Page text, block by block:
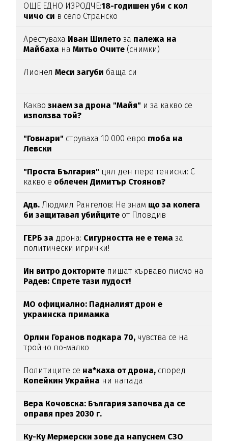
ОЩЕ ЕДНО ИЗРОДЧЕ:18-годишен уби с кол
чичо си в село Странско
Арестуваха Иван Шилетоза палежа на
Майбаха наМитьо Очите (снимки)
Лионел Меси загуби баща си
Каквознаем за дрона "Майя" и за какво се
използва той?
"Говнари" струваха 10 000 евро глоба на
Левски
"Проста България" цял ден пере тениски: С
какво е облечен Димитър Стоянов?
Адв. Людмил Рангелов: Не знам що за колега
би защитавал убийците от Пловдив
ГЕРБ за дрона: Сигурността не е темаза
политически игрички!
Ин витро докторите пишат кърваво писмо на
Радев: Спрете тази лудост!
МО официално: Падналият дрон е
украинска примамка
Орлин Горанов подкара 70, чувства се на
тройно по-малко
Политиците се на*каха от дрона, според
Копейкин Украйна ни напада
Вера Кочовска: България започва да се
оправя през 2030 г.
Ку-Ку Мермерски зове да напуснем СЗО